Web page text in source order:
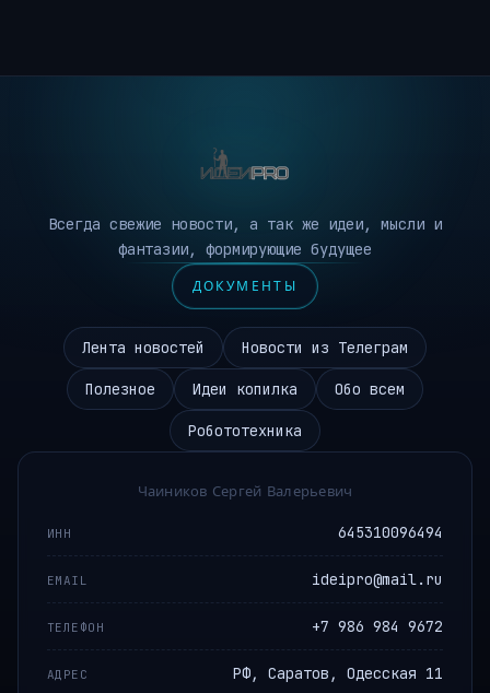
Всегда свежие новости, а так же идеи, мысли и
фантазии, формирующие будущее
ДОКУМЕНТЫ
Лента новостей Новости из Телеграм
Полезное Идеи копилка Обо всем
Робототехника
Чаиников Сергей Валерьевич
ИНН 645310096494
EMAIL ideipro@mail.ru
ТЕЛЕФОН +7 986 984 9672
АДРЕС РФ, Саратов, Одесская 11